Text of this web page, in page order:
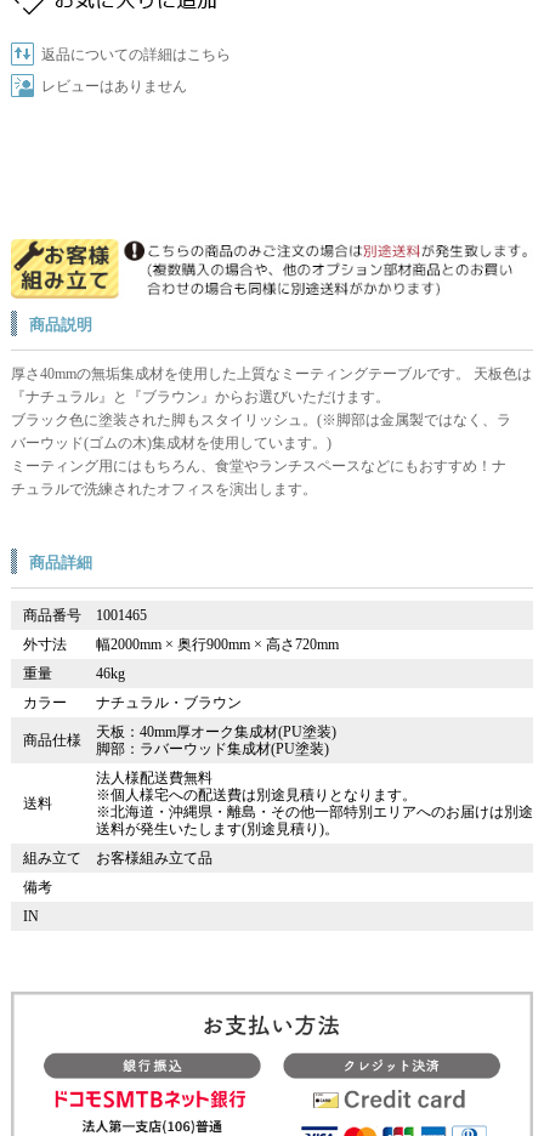
返品についての詳細はこちら
レビューはありません
商品説明
厚さ40mmの無垢集成材を使用した上質なミーティングテーブルです。 天板色は
『ナチュラル』と『ブラウン』からお選びいただけます。
ブラック色に塗装された脚もスタイリッシュ。(※脚部は金属製ではなく、ラ
バーウッド(ゴムの木)集成材を使用しています。)
ミーティング用にはもちろん、食堂やランチスペースなどにもおすすめ！ナ
チュラルで洗練されたオフィスを演出します。
商品詳細
商品番号
1001465
外寸法
幅2000mm × 奥行900mm × 高さ720mm
重量
46kg
カラー
ナチュラル・ブラウン
商品仕様
天板：40mm厚オーク集成材(PU塗装)
脚部：ラバーウッド集成材(PU塗装)
送料
法人様配送費無料
※個人様宅への配送費は別途見積りとなります。
※北海道・沖縄県・離島・その他一部特別エリアへのお届けは別途
送料が発生いたします(別途見積り)。
組み立て
お客様組み立て品
備考
IN